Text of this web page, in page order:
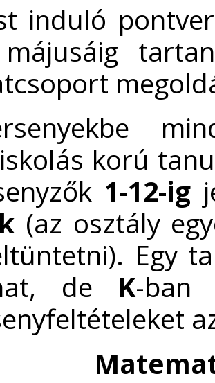
induló
korú
1-12-ig
(az osztály
Egy
de K-